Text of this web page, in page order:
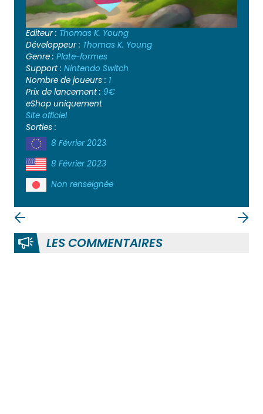
Editeur : Thomas K. Young
Développeur : Thomas K. Young
Genre : Plate-formes
Support : Nintendo Switch
Nombre de joueurs : 1
Prix de lancement : 9€
eShop uniquement
Site officiel
Sorties :
8 Février 2023
8 Février 2023
Non renseignée
LES COMMENTAIRES